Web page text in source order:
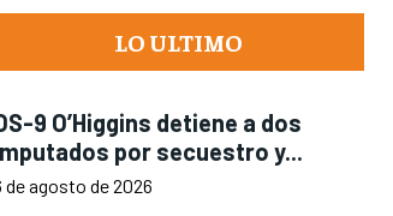
LO ULTIMO
9 O’Higgins detiene a dos
por secuestro y...
de agosto de 2026